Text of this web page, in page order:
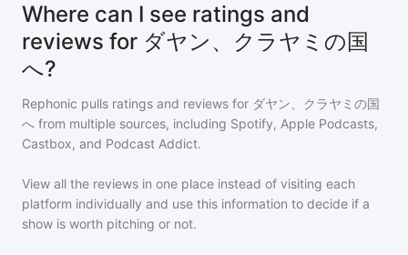
Where can I see ratings and
reviews for ダヤン、クラヤミの国
へ?
Rephonic pulls ratings and reviews for ダヤン、クラヤミの国
へ from multiple sources, including Spotify, Apple Podcasts,
Castbox, and Podcast Addict.
View all the reviews in one place instead of visiting each
platform individually and use this information to decide if a
show is worth pitching or not.